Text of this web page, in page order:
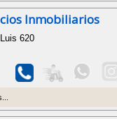
Inmobiliarios
620